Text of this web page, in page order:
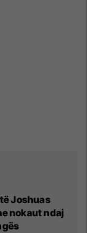
Joshuas
nokaut ndaj